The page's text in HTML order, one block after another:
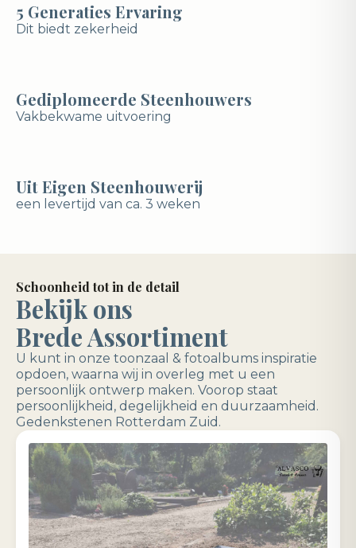
5 Generaties Ervaring
Dit biedt zekerheid
Gediplomeerde Steenhouwers
Vakbekwame uitvoering
Uit Eigen Steenhouwerij
een levertijd van ca. 3 weken
Schoonheid tot in de detail
Bekijk ons
Brede Assortiment
U kunt in onze toonzaal & fotoalbums inspiratie
opdoen, waarna wij in overleg met u een
persoonlijk ontwerp maken. Voorop staat
persoonlijkheid, degelijkheid en duurzaamheid.
Gedenkstenen Rotterdam Zuid.